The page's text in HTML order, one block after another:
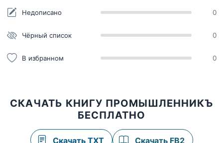
Недописано 0
Чёрный список 0
В избранном 0
СКАЧАТЬ КНИГУ ПРОМЫШЛЕННИКЪ
БЕСПЛАТНО
Скачать TXT Скачать FB2